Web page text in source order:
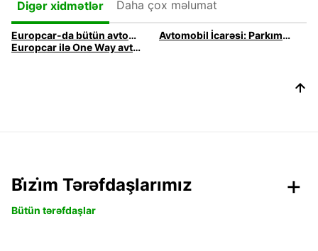
Digər xidmətlər
Daha çox məlumat
Europcar-da bütün avtomobil icarəsi xidmətləri və məhsulları kəşf edin
Avtomobil İcarəsi: Parkımızın Təqdimatı
Europcar ilə One Way avtomobil icarəsi
Bi̇zi̇m Tərəfdaşlarımız
Bütün tərəfdaşlar